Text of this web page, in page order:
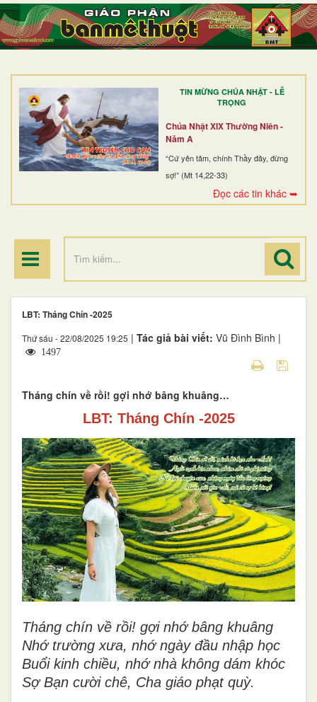
TIN MỪNG CHÚA NHẬT - LỄ
TRỌNG
Chúa Nhật XIX Thường Niên -
Năm A
“Cứ yên tâm, chính Thầy đây, đừng
sợ!” (Mt 14,22-33)
Đọc các tin khác ➥
TRANG NHẤT
GIỚI THIỆU
DÒNG TU
BAN MỤC VỤ
ĐOÀN THỂ CG
ĐIỂM HÀNH HƯƠNG
LBT: Tháng Chín -2025
Thứ sáu - 22/08/2025 19:25 | Tác giả bài viết: Vũ Đình Bình |
1497
Tháng chín về rồi! gợi nhớ bâng khuâng…
LBT: Tháng Chín -2025
Tháng chín về rồi! gợi nhớ bâng khuâng
Nhớ trường xưa, nhớ ngày đầu nhập học
Buổi kinh chiều, nhớ nhà không dám khóc
Sợ Bạn cười chê, Cha giáo phạt quỳ.